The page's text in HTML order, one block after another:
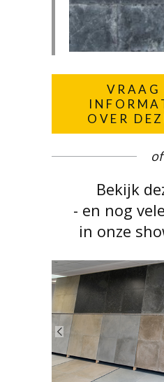
VRAAG
OVER
of
Bekijk
- en nog
in onze